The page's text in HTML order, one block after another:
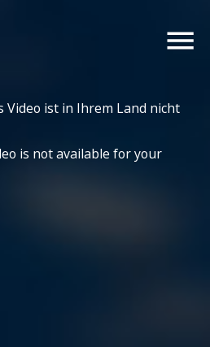
Video ist in Ihrem Land nicht
is not available for your